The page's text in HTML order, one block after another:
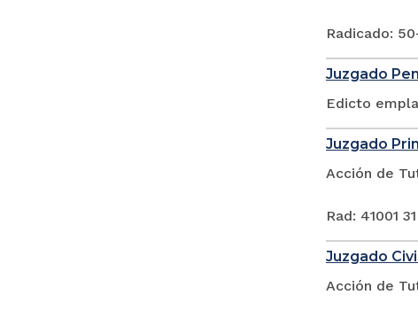
Radicado:
Juzgado
Edicto
Juzgado
Acción de
Rad: 41001
Juzgado
Acción de